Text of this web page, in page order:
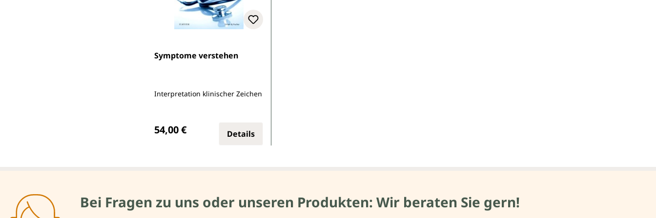
Symptome verstehen
Interpretation klinischer Zeichen
54,00 € Details
Bei Fragen zu uns oder unseren Produkten: Wir beraten Sie gern!